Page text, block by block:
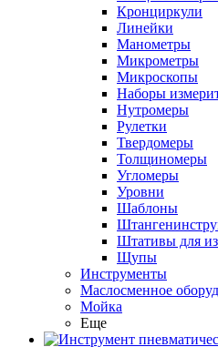
Кронциркули
Линейки
Манометры
Микрометры
Микроскопы
Наборы
Нутромеры
Рулетки
Твердомеры
Толщиномеры
Угломеры
Уровни
Шаблоны
Штативы для
Щупы
Инструменты
Маслосменное
Мойка
Еще